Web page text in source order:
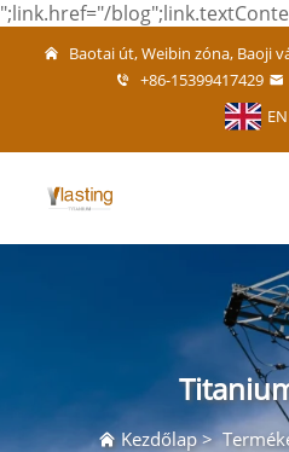
";link.href="/
Baotai út, Weibin zóna, Baoji
+86-15399417429
EN
Kezdőlap>